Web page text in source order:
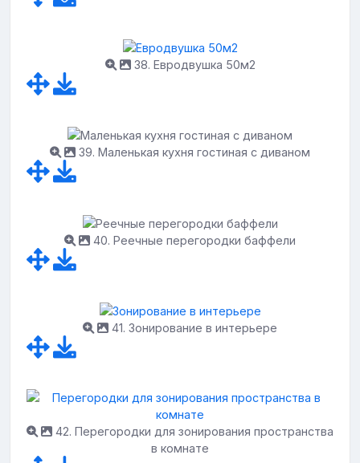
38. Евродвушка 50м2
39. Маленькая кухня гостиная с диваном
40. Реечные перегородки баффели
41. Зонирование в интерьере
42. Перегородки для зонирования пространства
в комнате